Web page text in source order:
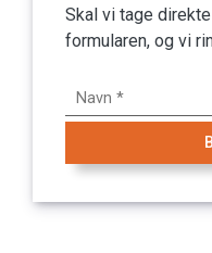
Skal vi tage
formularen, og vi